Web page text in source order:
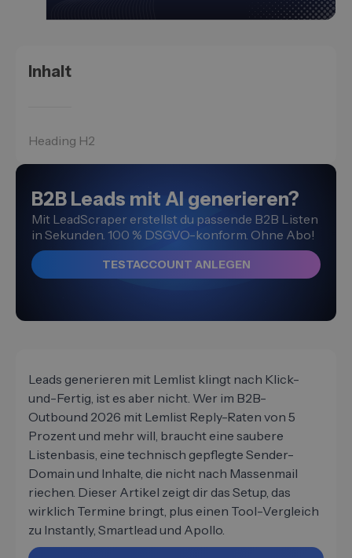
Inhalt
Heading H2
B2B Leads mit AI generieren?
Mit LeadScraper erstellst du passende B2B Listen
in Sekunden. 100 % DSGVO-konform. Ohne Abo!
TESTACCOUNT ANLEGEN
Leads generieren mit Lemlist klingt nach Klick-
und-Fertig, ist es aber nicht. Wer im B2B-
Outbound 2026 mit Lemlist Reply-Raten von 5
Prozent und mehr will, braucht eine saubere
Listenbasis, eine technisch gepflegte Sender-
Domain und Inhalte, die nicht nach Massenmail
riechen. Dieser Artikel zeigt dir das Setup, das
wirklich Termine bringt, plus einen Tool-Vergleich
zu Instantly, Smartlead und Apollo.